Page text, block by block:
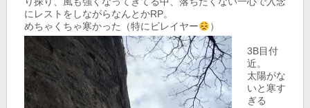
にレストをしながらなんとかRP。
めちゃくちゃ寒かった（特にビレイヤー
）
3B目付
近。
太陽がな
いと寒す
ぎる